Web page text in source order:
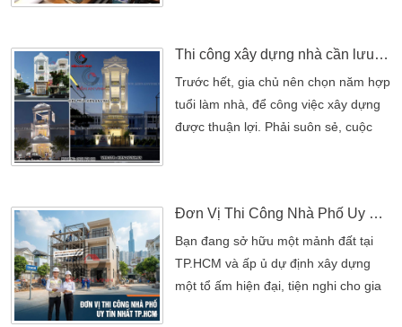
cao. Hãy kiểm tra: Số năm hoạt động
và các dự án đã hoàn thành (nhà
phố, biệt thự, nhà cấp 4). Đánh giá
trên Google, Facebook hoặc các […]
Thi công xây dựng nhà cần lưu ý gì?
Trước hết, gia chủ nên chọn năm hợp
tuổi làm nhà, để công việc xây dựng
được thuận lợi. Phải suôn sẻ, cuộc
nhà theo phong thủy. Đây là sự liên
kết chung giữa đất đai, môi trường và
con người. Điều này sẽ mang lại
nhiều thành công, hạnh phúc và […]
Đơn Vị Thi Công Nhà Phố Uy Tín Nhất Thành Phố Hồ Chí Minh
Bạn đang sở hữu một mảnh đất tại
TP.HCM và ấp ủ dự định xây dựng
một tổ ấm hiện đại, tiện nghi cho gia